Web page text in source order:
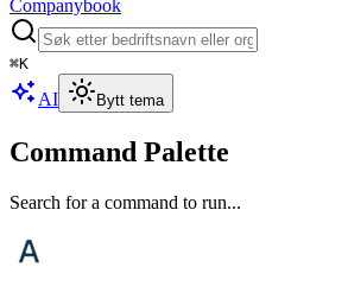
Companybook
⌘K
AI Bytt tema
Command Palette
Search for a command to run...